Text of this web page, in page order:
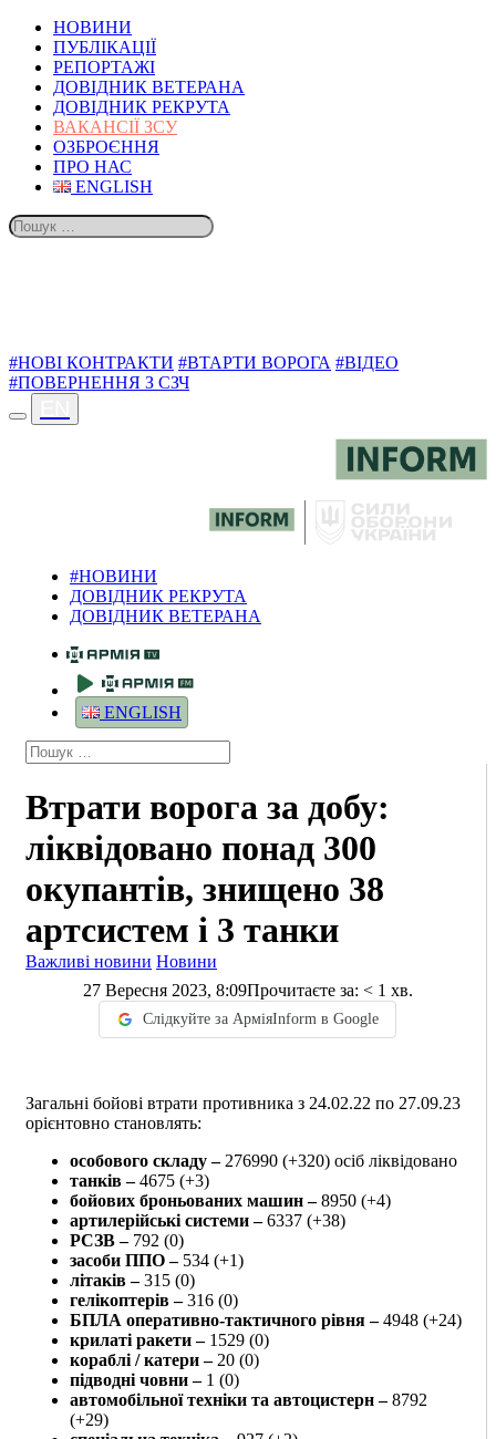
НОВИНИ
ПУБЛІКАЦІЇ
РЕПОРТАЖІ
ДОВІДНИК ВЕТЕРАНА
ДОВІДНИК РЕКРУТА
ВАКАНСІЇ ЗСУ
ОЗБРОЄННЯ
ПРО НАС
ENGLISH
#НОВІ КОНТРАКТИ #ВТАРТИ ВОРОГА #ВІДЕО
#ПОВЕРНЕННЯ З СЗЧ
#НОВИНИ
ДОВІДНИК РЕКРУТА
ДОВІДНИК ВЕТЕРАНА
ENGLISH
Втрати ворога за добу:
ліквідовано понад 300
окупантів, знищено 38
артсистем і 3 танки
Важливі новини Новини
27 Вересня 2023, 8:09Прочитаєте за: < 1 хв.
Слідкуйте за АрміяInform в Google
Загальні бойові втрати противника з 24.02.22 по 27.09.23
орієнтовно становлять:
особового складу ‒276990 (+320) осіб ліквідовано
танків ‒4675 (+3)
бойових броньованих машин ‒8950 (+4)
артилерійські системи ‒6337 (+38)
РСЗВ ‒ 792 (0)
засоби ППО ‒ 534 (+1)
літаків ‒315 (0)
гелікоптерів ‒316 (0)
БПЛА оперативно-тактичного рівня ‒4948 (+24)
крилаті ракети ‒ 1529 (0)
кораблі / катери ‒20 (0)
підводні човни ‒ 1 (0)
автомобільної техніки та автоцистерн ‒8792
(+29)